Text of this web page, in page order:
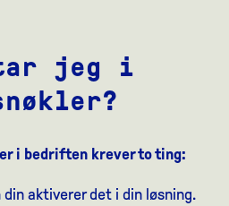
tar jeg i
i bedriften krever to ting:
aktiverer det i din løsning.